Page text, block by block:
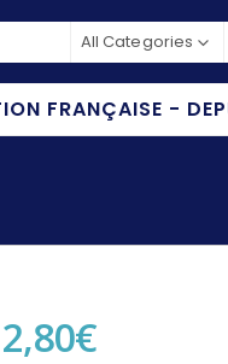
All Categories
FRANÇAISE -
2,80€